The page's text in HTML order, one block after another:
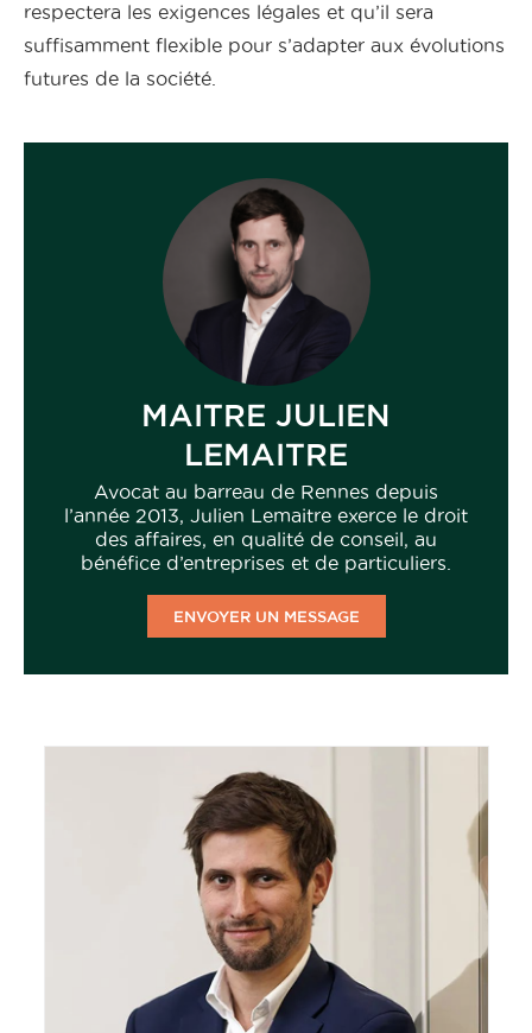
respectera les exigences légales et qu’il sera
suffisamment flexible pour s’adapter aux évolutions
futures de la société.
MAITRE JULIEN
LEMAITRE
Avocat au barreau de Rennes depuis
l’année 2013, Julien Lemaitre exerce le droit
des affaires, en qualité de conseil, au
bénéfice d’entreprises et de particuliers.
ENVOYER UN MESSAGE